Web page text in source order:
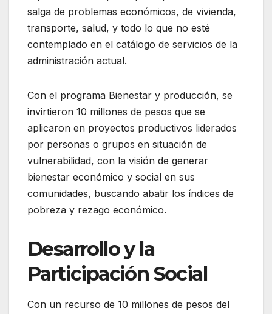
salga de problemas económicos, de vivienda,
transporte, salud, y todo lo que no esté
contemplado en el catálogo de servicios de la
administración actual.
Con el programa Bienestar y producción, se
invirtieron 10 millones de pesos que se
aplicaron en proyectos productivos liderados
por personas o grupos en situación de
vulnerabilidad, con la visión de generar
bienestar económico y social en sus
comunidades, buscando abatir los índices de
pobreza y rezago económico.
Desarrollo y la
Participación Social
Con un recurso de 10 millones de pesos del